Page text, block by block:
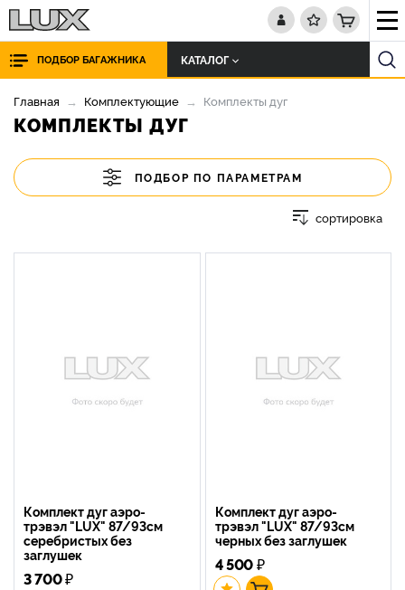
ПОДБОР БАГАЖНИКА КАТАЛОГ
Главная Комплектующие Комплекты дуг
КОМПЛЕКТЫ ДУГ
ПОДБОР ПО ПАРАМЕТРАМ
сортировка
Комплект дуг аэро-
трэвэл "LUX" 87/93см
серебристых без
заглушек
3 700₽
Комплект дуг аэро-
трэвэл "LUX" 87/93см
черных без заглушек
4 500₽